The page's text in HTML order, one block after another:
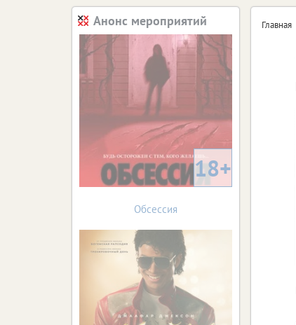
Главная
Анонс мероприятий
18+
Обсессия